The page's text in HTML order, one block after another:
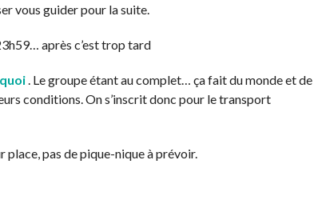
vous guider pour la suite.
après c’est trop tard
. Le groupe étant au complet… ça fait du monde et de
conditions. On s’inscrit donc pour le transport
place, pas de pique-nique à prévoir.